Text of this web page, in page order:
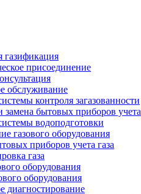
газификация
присоединение
обслуживание
контроля загазованности
замена бытовых приборов учета
водоподготовки
газового оборудования
приборов учета газа
газа
оборудования
оборудования
диагностирование